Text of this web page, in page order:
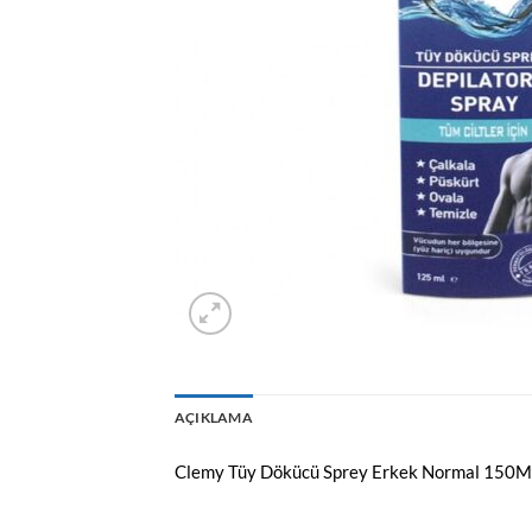
AÇIKLAMA
Clemy Tüy Dökücü Sprey Erkek Normal